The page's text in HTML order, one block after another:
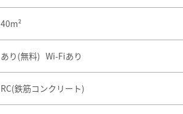
40m²
あり(無料) Wi-Fiあり
RC(鉄筋コンクリート)